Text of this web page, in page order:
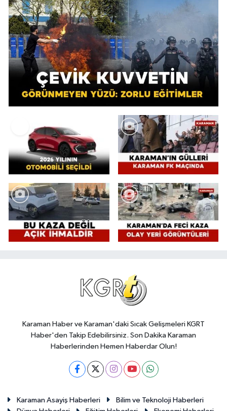
Karaman Haber ve Karaman'daki Sıcak Gelişmeleri KGRT
Haber'den Takip Edebilirsiniz. Son Dakika Karaman
Haberlerinden Hemen Haberdar Olun!
Karaman Asayiş Haberleri
Bilim ve Teknoloji Haberleri